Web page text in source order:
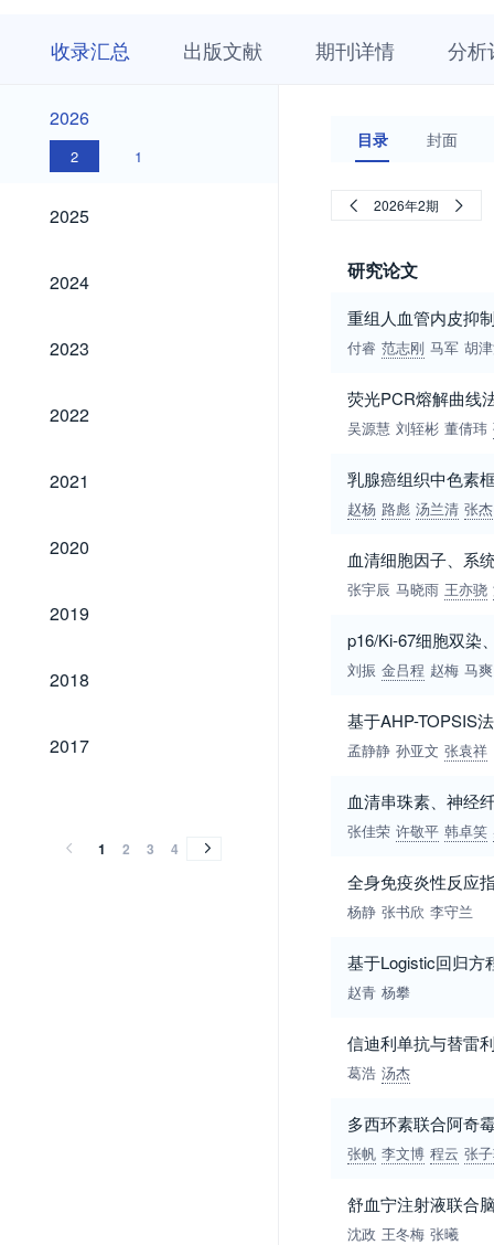
收录汇总 出版文献 期刊详情 分析
2026
2026
2 1
2025
2025
2024
2024
2023
2023
2022
2022
2021
2021
2020
2020
2019
2019
2018
2018
2017
2017
1 2 3 4
目录 封面
2026年2期
研究论文
重组人血管内皮抑
付睿 范志刚 马军 胡
荧光PCR熔解曲线
吴源慧 刘轾彬 董倩玮
乳腺癌组织中色素
赵杨 路彪 汤兰清 张杰
血清细胞因子、系
张宇辰 马晓雨 王亦骁
p16/Ki-67细胞双染
刘振 金吕程 赵梅 马爽
基于AHP-TOPSIS
孟静静 孙亚文 张袁祥
血清串珠素、神经
张佳荣 许敬平 韩卓笑
全身免疫炎性反应
杨静 张书欣 李守兰
基于Logistic回归方
赵青 杨攀
信迪利单抗与替雷
葛浩 汤杰
多西环素联合阿奇
张帆 李文博 程云 张
舒血宁注射液联合
沈政 王冬梅 张曦